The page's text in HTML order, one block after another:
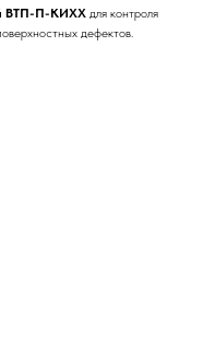
ВТП-П-КИХХ для контроля
дефектов.